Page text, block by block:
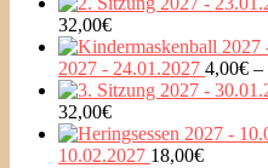
32,00€
2027 - 24.01.2027 4,00€ –
32,00€
10.02.2027 18,00€